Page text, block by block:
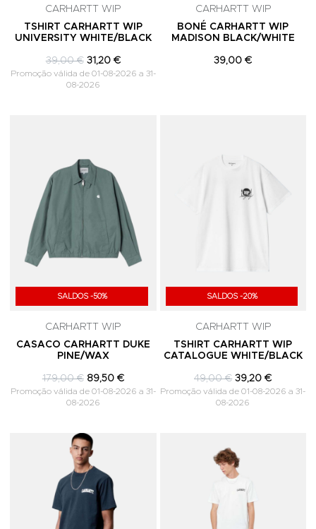
CARHARTT WIP
TSHIRT CARHARTT WIP
UNIVERSITY WHITE/BLACK
39,00 € 31,20 €
Promoção válida de 01-08-2026 a 31-
08-2026
CARHARTT WIP
BONÉ CARHARTT WIP
MADISON BLACK/WHITE
39,00 €
SALDOS -50%
CARHARTT WIP
CASACO CARHARTT DUKE
PINE/WAX
179,00 € 89,50 €
Promoção válida de 01-08-2026 a 31-
08-2026
SALDOS -20%
CARHARTT WIP
TSHIRT CARHARTT WIP
CATALOGUE WHITE/BLACK
49,00 € 39,20 €
Promoção válida de 01-08-2026 a 31-
08-2026